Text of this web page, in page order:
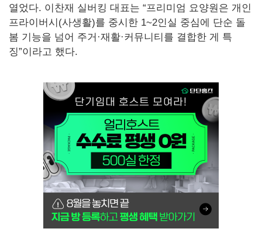
열었다. 이찬재 실버킹 대표는 “프리미엄 요양원은 개인
프라이버시(사생활)를 중시한 1~2인실 중심에 단순 돌
봄 기능을 넘어 주거·재활·커뮤니티를 결합한 게 특
징”이라고 했다.